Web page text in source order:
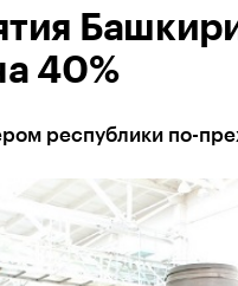
40%
республики по-